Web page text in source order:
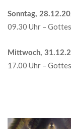
Sonntag,
09.30 Uhr –
Mittwoch,
17.00 Uhr –